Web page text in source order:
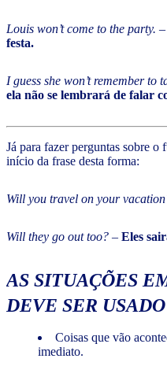
Louis won’t come to the party. –
festa.
I guess she won’t remember to
ela não se lembrará de falar
Já para fazer perguntas sobre o
início da frase desta forma:
Will you travel on your
Will they go out too? – Eles
AS SITUAÇÕES
DEVE SER
Coisas que vão
imediato.